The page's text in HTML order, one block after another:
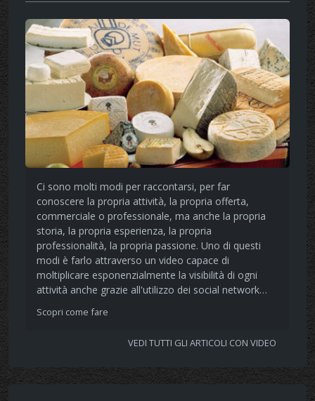
Ci sono molti modi per raccontarsi, per far
conoscere la propria attività, la propria offerta,
commerciale o professionale, ma anche la propria
storia, la propria esperienza, la propria
professionalità, la propria passione. Uno di questi
modi è farlo attraverso un video capace di
moltiplicare esponenzialmente la visibilità di ogni
attività anche grazie all'utilizzo dei social network…
Scopri come fare
VEDI TUTTI GLI ARTICOLI CON VIDEO